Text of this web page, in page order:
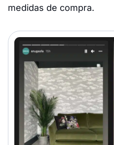
medidas de compra.